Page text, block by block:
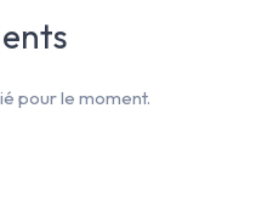
pour le moment.